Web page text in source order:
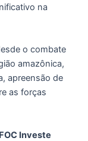
na
o combate
amazônica,
apreensão de
as forças
Investe